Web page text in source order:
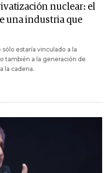
nuclear: el
una industria que
estaría vinculado a la
también a la generación de
la cadena.